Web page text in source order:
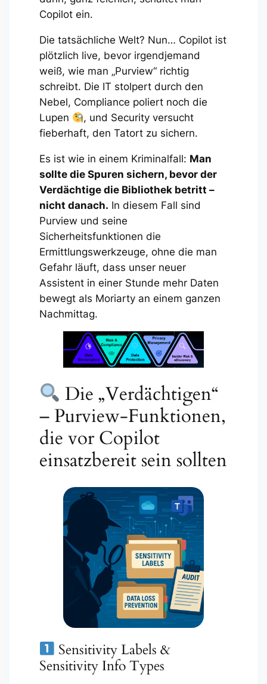
Copilot ein.
Die tatsächliche Welt? Nun… Copilot ist
plötzlich live, bevor irgendjemand
weiß, wie man „Purview“ richtig
schreibt. Die IT stolpert durch den
Nebel, Compliance poliert noch die
Lupen
, und Security versucht
fieberhaft, den Tatort zu sichern.
Es ist wie in einem Kriminalfall: Man
sollte die Spuren sichern, bevor der
Verdächtige die Bibliothek betritt –
nicht danach. In diesem Fall sind
Purview und seine
Sicherheitsfunktionen die
Ermittlungswerkzeuge, ohne die man
Gefahr läuft, dass unser neuer
Assistent in einer Stunde mehr Daten
bewegt als Moriarty an einem ganzen
Nachmittag.
Die „Verdächtigen“
– Purview-Funktionen,
die vor Copilot
einsatzbereit sein sollten
Sensitivity Labels &
Sensitivity Info Types